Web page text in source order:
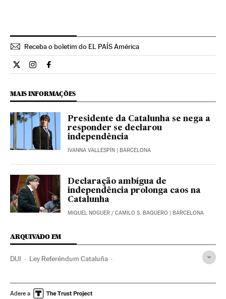
Receba o boletim do EL PAÍS América
Internacional El País Brasil en Twitter
Internacional El País Brasil en Instagram
Internacional El País Brasil en Facebook
MAIS INFORMAÇÕES
Presidente da Catalunha se nega a
responder se declarou
independência
IVANNA VALLESPÍN | BARCELONA
Declaração ambígua de
independência prolonga caos na
Catalunha
MIQUEL NOGUER / CAMILO S. BAQUERO | BARCELONA
ARQUIVADO EM
DUI Ley Referéndum Cataluña
Legislación autonómica Catalunha
Adere a